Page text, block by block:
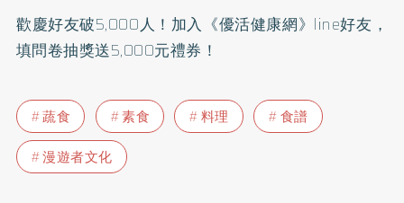
歡慶好友破5,000人！加入 《優活健康網》line好友 ，
填問卷抽獎送5,000元禮券！
蔬食 素食 料理
食譜
漫遊者文化